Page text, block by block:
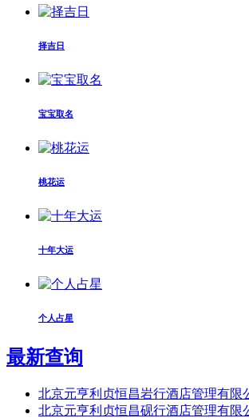
择吉日
宝宝取名
桃花运
十年大运
个人占星
最新查询
北京元亨利贞恒昌岩行酒店管理有限
北京元亨利贞恒昌砚行酒店管理有限